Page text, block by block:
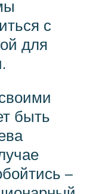
с
для
быть
–